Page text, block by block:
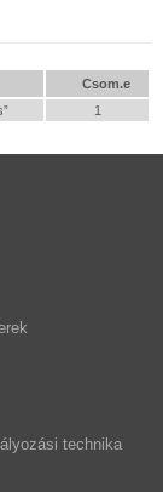
Csom.e
1
technika